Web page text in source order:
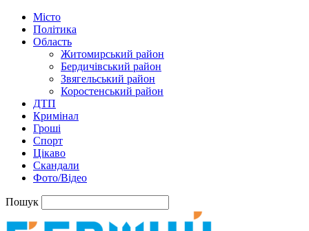
Місто
Політика
Область
Житомирський район
Бердичівський район
Звягельський район
Коростенський район
ДТП
Кримінал
Гроші
Спорт
Цікаво
Скандали
Фото/Відео
Пошук